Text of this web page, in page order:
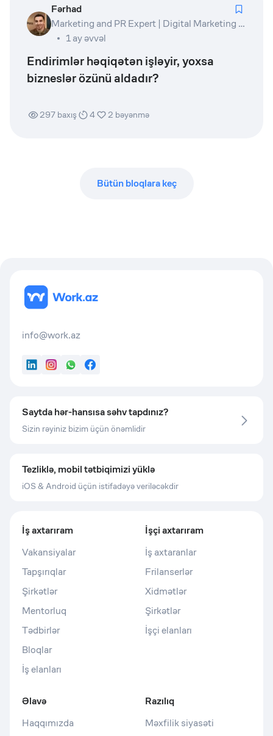
Fərhad
Marketing and PR Expert | Digital Marketing Lead | Product Owner | Writer
1 ay əvvəl
Endirimlər həqiqətən işləyir, yoxsa
bizneslər özünü aldadır?
297 baxış 4 2 bəyənmə
Bütün bloqlara keç
info@work.az
LinkedInInstagram
WhatsApp
Facebook
Saytda hər-hansısa səhv tapdınız?
Sizin rəyiniz bizim üçün önəmlidir
Tezliklə, mobil tətbiqimizi yüklə
iOS & Android üçün istifadəyə veriləcəkdir
İş axtarıram
Vakansiyalar
Tapşırıqlar
Şirkətlər
Mentorluq
Tədbirlər
Bloqlar
İş elanları
İşçi axtarıram
İş axtaranlar
Frilanserlər
Xidmətlər
Şirkətlər
İşçi elanları
Əlavə
Haqqımızda
Razılıq
Məxfilik siyasəti